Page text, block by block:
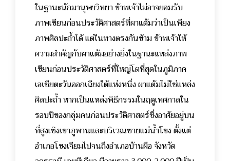
ในฐานะนักมานุษยวิทยา ข้าพเจ้าไม่อาจยอมรับ
ภาพเขียนก่อนประวัติศาสตร์ที่ผาแต้มว่าเป็นเพียง
ภาพศิลปะถ้ำได้ แต่ในทางตรงกันข้าม ข้าพเจ้าให้
ความสำคัญกับผาแต้มอย่างยิ่งในฐานะแหล่งภาพ
เขียนก่อนประวัติศาสตร์ที่ใหญ่โตที่สุดในภูมิภาค
เอเชียตะวันออกเฉียงใต้แห่งหนึ่ง ผาแต้มไม่ใช่แหล่ง
ศิลปะถ้ำ หากเป็นแหล่งพิธีกรรมในฤดูเทศกาลใน
รอบปีของกลุ่มคนก่อนประวัติศาสตร์ซึ่งอาศัยอยู่บน
ที่สูงเชิงเขาภูพานและบริเวณชายแม่น้ำโขง ตั้งแต่
อำเภอโขงเจียมไปจนถึงอำเภอบ้านผือ จังหวัด